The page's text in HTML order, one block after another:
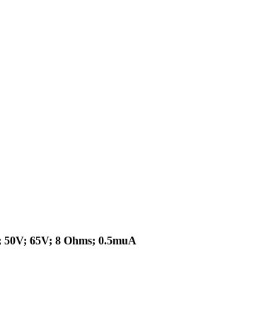
65V; 8 Ohms; 0.5muA